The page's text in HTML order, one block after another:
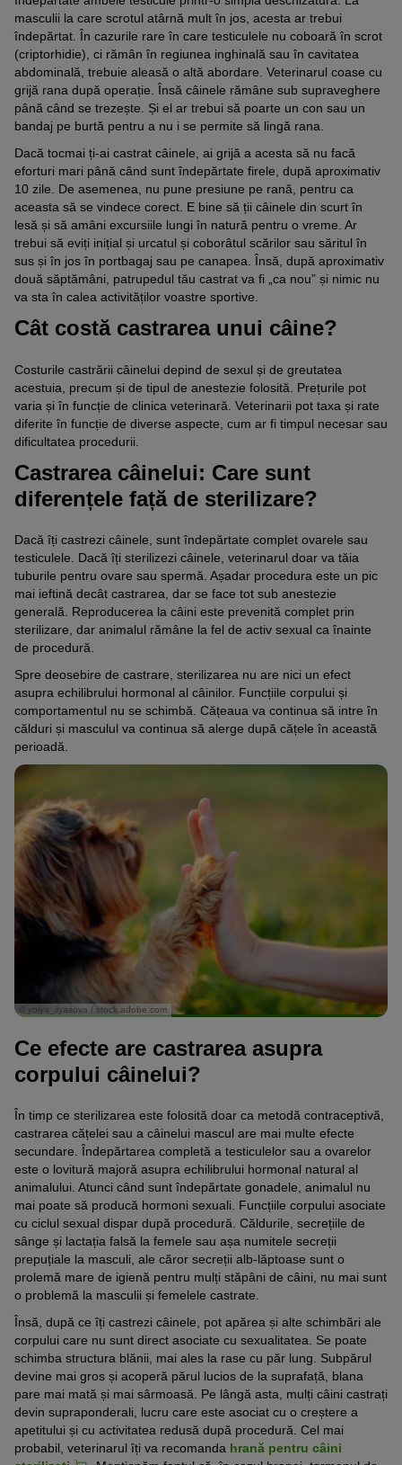
masculii la care scrotul atârnă mult în jos, acesta ar trebui
îndepărtat. În cazurile rare în care testiculele nu coboară în scrot
(criptorhidie), ci rămân în regiunea inghinală sau în cavitatea
abdominală, trebuie aleasă o altă abordare. Veterinarul coase cu
grijă rana după operație. Însă câinele rămâne sub supraveghere
până când se trezește. Și el ar trebui să poarte un con sau un
bandaj pe burtă pentru a nu i se permite să lingă rana.
Dacă tocmai ți-ai castrat câinele, ai grijă a acesta să nu facă
eforturi mari până când sunt îndepărtate firele, după aproximativ
10 zile. De asemenea, nu pune presiune pe rană, pentru ca
aceasta să se vindece corect. E bine să ții câinele din scurt în
lesă și să amâni excursiile lungi în natură pentru o vreme. Ar
trebui să eviți inițial și urcatul și coborâtul scărilor sau săritul în
sus și în jos în portbagaj sau pe canapea. Însă, după aproximativ
două săptămâni, patrupedul tău castrat va fi „ca nou” și nimic nu
va sta în calea activităților voastre sportive.
Cât costă castrarea unui câine?
Costurile castrării câinelui depind de sexul și de greutatea
acestuia, precum și de tipul de anestezie folosită. Prețurile pot
varia și în funcție de clinica veterinară. Veterinarii pot taxa și rate
diferite în funcție de diverse aspecte, cum ar fi timpul necesar sau
dificultatea procedurii.
Castrarea câinelui: Care sunt
diferențele față de sterilizare?
Dacă îți castrezi câinele, sunt îndepărtate complet ovarele sau
testiculele. Dacă îți sterilizezi câinele, veterinarul doar va tăia
tuburile pentru ovare sau spermă. Așadar procedura este un pic
mai ieftină decât castrarea, dar se face tot sub anestezie
generală. Reproducerea la câini este prevenită complet prin
sterilizare, dar animalul rămâne la fel de activ sexual ca înainte
de procedură.
Spre deosebire de castrare, sterilizarea nu are nici un efect
asupra echilibrului hormonal al câinilor. Funcțiile corpului și
comportamentul nu se schimbă. Cățeaua va continua să intre în
călduri și masculul va continua să alerge după cățele în această
perioadă.
© yolya_ilyasova / stock.adobe.com
Ce efecte are castrarea asupra
corpului câinelui?
În timp ce sterilizarea este folosită doar ca metodă contraceptivă,
castrarea cățelei sau a câinelui mascul are mai multe efecte
secundare. Îndepărtarea completă a testiculelor sau a ovarelor
este o lovitură majoră asupra echilibrului hormonal natural al
animalului. Atunci când sunt îndepărtate gonadele, animalul nu
mai poate să producă hormoni sexuali. Funcțiile corpului asociate
cu ciclul sexual dispar după procedură. Căldurile, secrețiile de
sânge și lactația falsă la femele sau așa numitele secreții
prepuțiale la masculi, ale căror secreții alb-lăptoase sunt o
prolemă mare de igienă pentru mulți stăpâni de câini, nu mai sunt
o problemă la masculii și femelele castrate.
Însă, după ce îți castrezi câinele, pot apărea și alte schimbări ale
corpului care nu sunt direct asociate cu sexualitatea. Se poate
schimba structura blănii, mai ales la rase cu păr lung. Subpărul
devine mai gros și acoperă părul lucios de la suprafață, blana
pare mai mată și mai sârmoasă. Pe lângă asta, mulți câini castrați
devin supraponderali, lucru care este asociat cu o creștere a
apetitului și cu activitatea redusă după procedură. Cel mai
probabil, veterinarul îți va recomanda hrană pentru câini